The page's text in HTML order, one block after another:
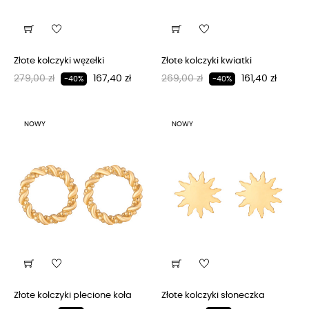
Złote kolczyki węzełki
Regularna cena
279,00 zł -40% Cena
167,40 zł
Złote kolczyki kwiatki
Regularna cena
269,00 zł -40% Cena
161,40 zł
NOWY
Złote kolczyki plecione koła
NOWY
Złote kolczyki słoneczka